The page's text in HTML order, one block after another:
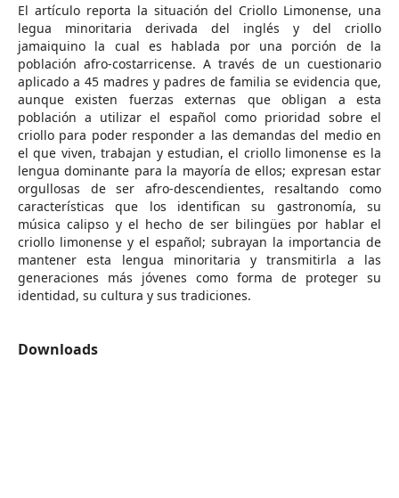
El artículo reporta la situación del Criollo Limonense, una
legua minoritaria derivada del inglés y del criollo
jamaiquino la cual es hablada por una porción de la
población afro-costarricense. A través de un cuestionario
aplicado a 45 madres y padres de familia se evidencia que,
aunque existen fuerzas externas que obligan a esta
población a utilizar el español como prioridad sobre el
criollo para poder responder a las demandas del medio en
el que viven, trabajan y estudian, el criollo limonense es la
lengua dominante para la mayoría de ellos; expresan estar
orgullosas de ser afro-descendientes, resaltando como
características que los identifican su gastronomía, su
música calipso y el hecho de ser bilingües por hablar el
criollo limonense y el español; subrayan la importancia de
mantener esta lengua minoritaria y transmitirla a las
generaciones más jóvenes como forma de proteger su
identidad, su cultura y sus tradiciones.
Downloads